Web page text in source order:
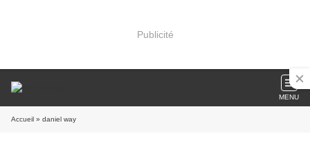
Publicité
MENU
Accueil » daniel way